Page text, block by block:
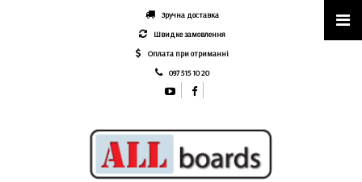
Зручна доставка
Швидке замовлення
Оплата при отриманні
097 515 10 20